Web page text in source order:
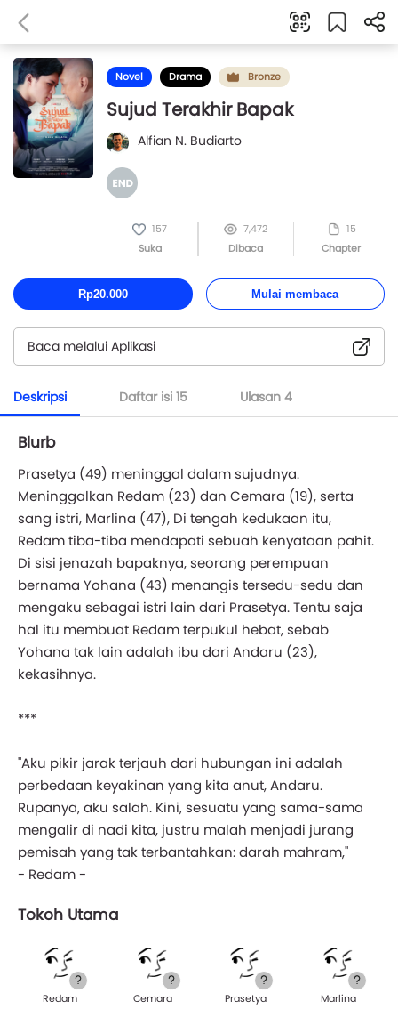
Novel Drama Bronze
Sujud Terakhir Bapak
Alfian N. Budiarto
157
Suka
7,472
Dibaca
15
Chapter
Rp20.000 Mulai membaca
Baca melalui Aplikasi
Deskripsi Daftar isi 15 Ulasan 4
Blurb
Prasetya (49) meninggal dalam sujudnya.
Meninggalkan Redam (23) dan Cemara (19), serta
sang istri, Marlina (47), Di tengah kedukaan itu,
Redam tiba-tiba mendapati sebuah kenyataan pahit.
Di sisi jenazah bapaknya, seorang perempuan
bernama Yohana (43) menangis tersedu-sedu dan
mengaku sebagai istri lain dari Prasetya. Tentu saja
hal itu membuat Redam terpukul hebat, sebab
Yohana tak lain adalah ibu dari Andaru (23),
kekasihnya.
***
"Aku pikir jarak terjauh dari hubungan ini adalah
perbedaan keyakinan yang kita anut, Andaru.
Rupanya, aku salah. Kini, sesuatu yang sama-sama
mengalir di nadi kita, justru malah menjadi jurang
pemisah yang tak terbantahkan: darah mahram,"
- Redam -
Tokoh Utama
Redam Cemara Prasetya Marlina